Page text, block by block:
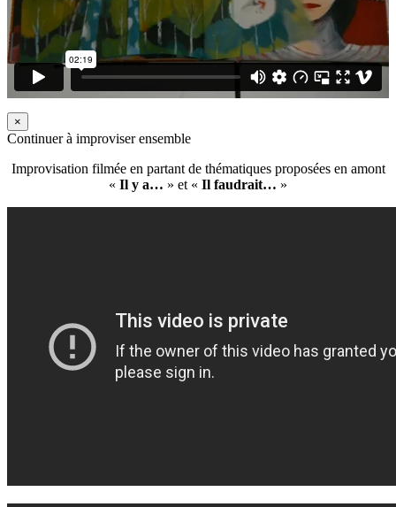
×
Continuer à improviser ensemble
Improvisation filmée en partant de thématiques proposées en amont
« Il y a… » et « Il faudrait… »